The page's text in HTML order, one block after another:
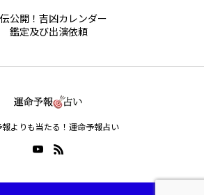
公開！吉凶カレンダー
鑑定及び出演依頼
よりも当たる！運命予報占い